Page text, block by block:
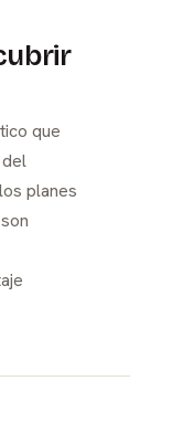
que
planes